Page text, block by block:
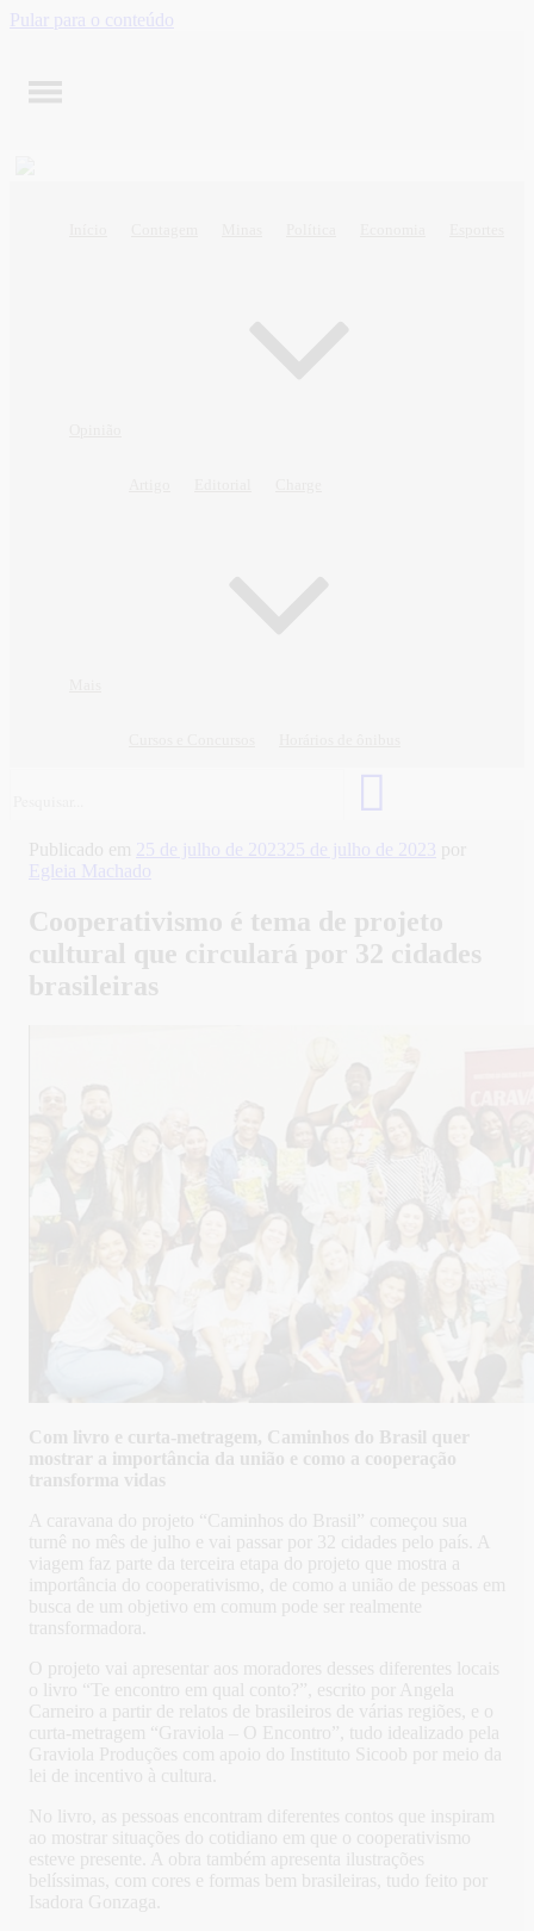
Pular para o conteúdo
Publicado em 25 de julho de 2023 25 de julho de 2023 por
Egleia Machado
Cooperativismo é tema de projeto
cultural que circulará por 32 cidades
brasileiras
Com livro e curta-metragem, Caminhos do Brasil quer
mostrar a importância da união e como a cooperação
transforma vidas
A caravana do projeto “Caminhos do Brasil” começou sua
turnê no mês de julho e vai passar por 32 cidades pelo país. A
viagem faz parte da terceira etapa do projeto que mostra a
importância do cooperativismo, de como a união de pessoas em
busca de um objetivo em comum pode ser realmente
transformadora.
O projeto vai apresentar aos moradores desses diferentes locais
o livro “Te encontro em qual conto?”, escrito por Angela
Carneiro a partir de relatos de brasileiros de várias regiões, e o
curta-metragem “Graviola – O Encontro”, tudo idealizado pela
Graviola Produções com apoio do Instituto Sicoob por meio da
lei de incentivo à cultura.
No livro, as pessoas encontram diferentes contos que inspiram
ao mostrar situações do cotidiano em que o cooperativismo
esteve presente. A obra também apresenta ilustrações
belíssimas, com cores e formas bem brasileiras, tudo feito por
Isadora Gonzaga.